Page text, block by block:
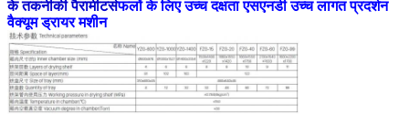
के तकनीकी पैरामीटर्सफलों के लिए उच्च दक्षता एसएनडी उच्च लागत प्रदर्शन
वैक्यूम ड्रायर मशीन